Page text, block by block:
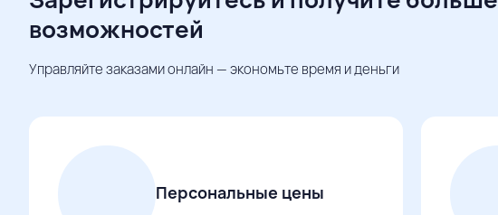
возможностей
Управляйте заказами онлайн — экономьте время и деньги
Персональные цены